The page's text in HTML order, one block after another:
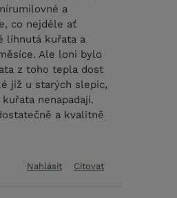
a
co nejdéle ať
líhnutá kuřata a
Ale loni bylo
z toho tepla dost
již u starých slepic,
nenapadají.
a kvalitně
Nahlásit Citovat